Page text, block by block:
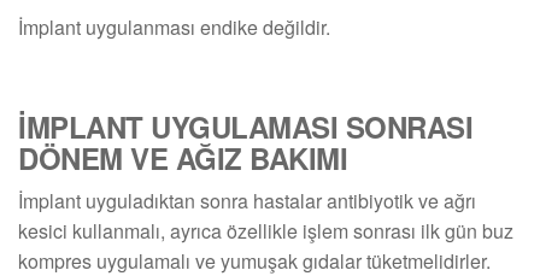
İmplant uygulanması endike değildir.
İMPLANT UYGULAMASI SONRASI
DÖNEM VE AĞIZ BAKIMI
İmplant uyguladıktan sonra hastalar antibiyotik ve ağrı
kesici kullanmalı, ayrıca özellikle işlem sonrası ilk gün buz
kompres uygulamalı ve yumuşak gıdalar tüketmelidirler.